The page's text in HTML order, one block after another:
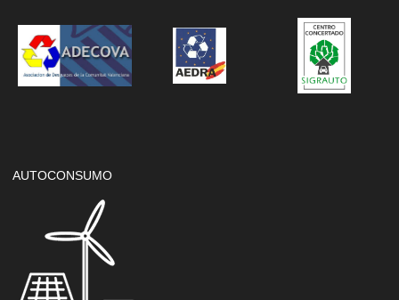
AUTOCONSUMO